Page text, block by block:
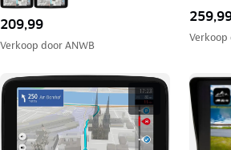
209,99
Verkoop doorANWB
Verkoop